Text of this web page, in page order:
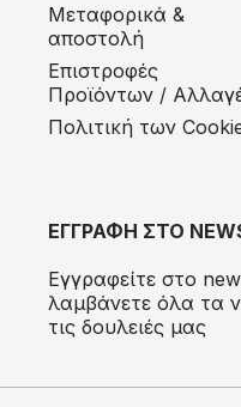
Μεταφορικά &
αποστολή
Eπιστροφές
Προϊόντων /
Πολιτική των
ΕΓΓΡΑΦΗ ΣΤΟ
Εγγραφείτε στο
λαμβάνετε όλα τα
τις δουλειές μας